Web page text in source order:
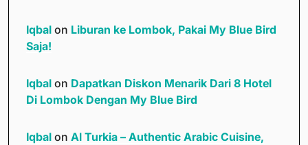
Iqbal on Liburan ke Lombok, Pakai My Blue Bird
Saja!
Iqbal on Dapatkan Diskon Menarik Dari 8 Hotel
Di Lombok Dengan My Blue Bird
Iqbal on Al Turkia – Authentic Arabic Cuisine,